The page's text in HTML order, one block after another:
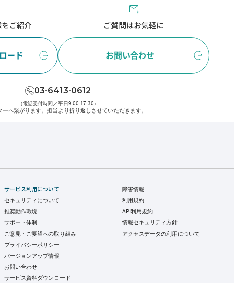
ご紹介
ード
ご質問はお気軽に
お問い合わせ
03-6413-0612
（電話受付時間／平日9:00-17:30）
へ繋がります。 担当より折り返しさせていただきます。
サービス利用について
セキュリティについて
推奨動作環境
サポート体制
ご意見・ご要望への取り組み
プライバシーポリシー
バージョンアップ情報
お問い合わせ
サービス資料ダウンロード
障害情報
利用規約
API利用規約
情報セキュリティ方針
アクセスデータの利用について